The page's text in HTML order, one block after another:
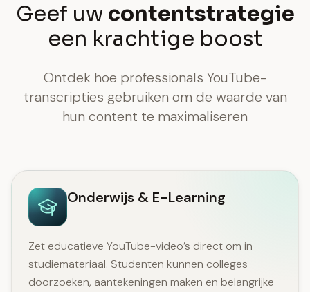
Geef uw contentstrategie
een krachtige boost
Ontdek hoe professionals YouTube-
transcripties gebruiken om de waarde van
hun content te maximaliseren
Onderwijs & E-Learning
Zet educatieve YouTube-video’s direct om in
studiemateriaal. Studenten kunnen colleges
doorzoeken, aantekeningen maken en belangrijke